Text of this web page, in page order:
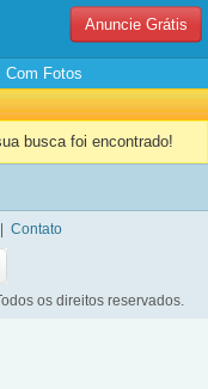
Anuncie Grátis
Com Fotos
busca foi encontrado!
Contato
os direitos reservados.